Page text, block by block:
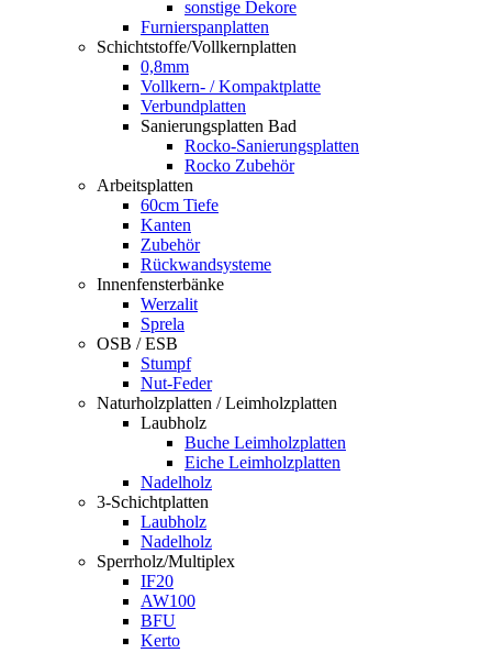
sonstige Dekore
Furnierspanplatten
Schichtstoffe/Vollkernplatten
0,8mm
Vollkern- / Kompaktplatte
Verbundplatten
Sanierungsplatten Bad
Rocko-Sanierungsplatten
Rocko Zubehör
Arbeitsplatten
60cm Tiefe
Kanten
Zubehör
Rückwandsysteme
Innenfensterbänke
Werzalit
Sprela
OSB / ESB
Stumpf
Nut-Feder
Naturholzplatten / Leimholzplatten
Laubholz
Buche Leimholzplatten
Eiche Leimholzplatten
Nadelholz
3-Schichtplatten
Laubholz
Nadelholz
Sperrholz/Multiplex
IF20
AW100
BFU
Kerto